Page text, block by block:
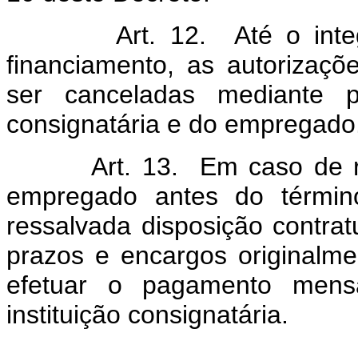
Art. 12. Até o integral
financiamento, as
ser canceladas mediante
consignatária e do
Art. 13. Em caso de
empregado antes do
ressalvada disposição
prazos e encargos
efetuar o pagamento
instituição consignatária.